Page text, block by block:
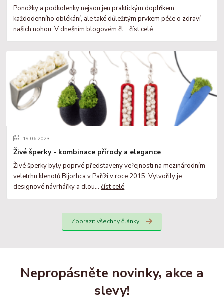
Ponožky a podkolenky nejsou jen praktickým doplňkem
každodenního oblékání, ale také důležitým prvkem péče o zdraví
našich nohou. V dnešním blogovém čl...číst celé
19.06.2023
Živé šperky - kombinace přírody a elegance
Živé šperky byly poprvé představeny veřejnosti na mezinárodním
veletrhu klenotů Bijorhca v Paříži v roce 2015. Vytvořily je
designové návrhářky a dlou...číst celé
Zobrazit všechny články
Nepropásněte novinky, akce a
slevy!